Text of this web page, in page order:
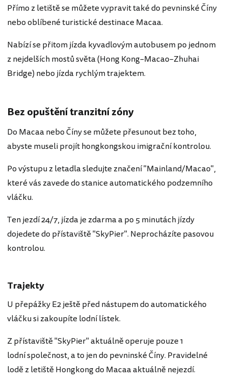
Přímo z letiště se můžete vypravit také do pevninské Číny
nebo oblíbené turistické destinace Macaa.
Nabízí se přitom jízda kyvadlovým autobusem po jednom
z nejdelších mostů světa (Hong Kong–Macao–Zhuhai
Bridge) nebo jízda rychlým trajektem.
Bez opuštění tranzitní zóny
Do Macaa nebo Číny se můžete přesunout bez toho,
abyste museli projít hongkongskou imigrační kontrolou.
Po výstupu z letadla sledujte značení "Mainland/Macao",
které vás zavede do stanice automatického podzemního
vláčku.
Ten jezdí 24/7, jízda je zdarma a po 5 minutách jízdy
dojedete do přístaviště "SkyPier". Neprocházíte pasovou
kontrolou.
Trajekty
U přepážky E2 ještě před nástupem do automatického
vláčku si zakoupíte lodní lístek.
Z přístaviště "SkyPier" aktuálně operuje pouze 1
lodní společnost, a to jen do pevninské Číny. Pravidelné
lodě z letiště Hongkong do Macaa aktuálně nejezdí.